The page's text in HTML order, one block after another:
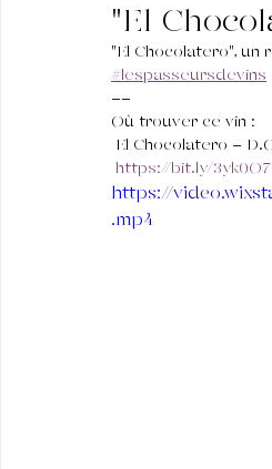
"El
"El Chocolatero", un
#lespasseursdevins
--
Où trouver ce vin :
El Chocolatero -
https://bit.ly/
https://
.mp4